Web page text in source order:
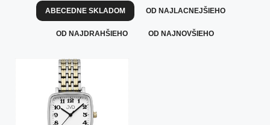
ABECEDNE SKLADOM OD NAJLACNEJŠIEHO
OD NAJDRAHŠIEHO OD NAJNOVŠIEHO